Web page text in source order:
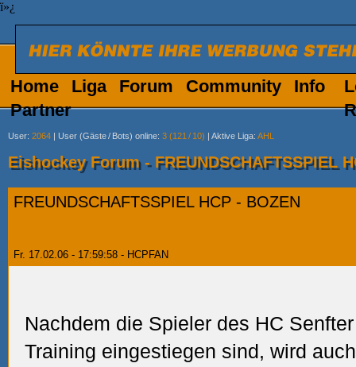
ï»¿
Home Liga Forum Community
Info
Partner
User: 2064 | User (Gäste/ Bots) online: 3 (121 / 10) | Aktive Liga: AHL
Eishockey Forum - FREUNDSCHAFTSSPIEL
FREUNDSCHAFTSSPIEL HCP - BOZEN
Fr. 17.02.06 - 17:59:58 - HCPFAN
Nachdem die Spieler des HC
Training eingestiegen sind, wird